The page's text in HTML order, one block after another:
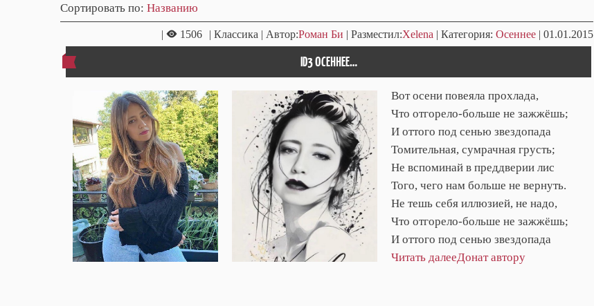
Сортировать по: Названию
| 1506 | Классика | Автор:Роман Би | Разместил:Xelena | Категория: Осеннее | 01.01.2015
ID3 ОСЕННЕЕ…
Вот осени повеяла прохлада,
Что отгорело-больше не зажжёшь;
И оттого под сенью звездопада
Томительная, сумрачная грусть;
Не вспоминай в преддверии лис
Того, чего нам больше не вернуть.
Не тешь себя иллюзией, не надо,
Что отгорело-больше не зажжёшь;
И оттого под сенью звездопада
Читать далееДонат автору